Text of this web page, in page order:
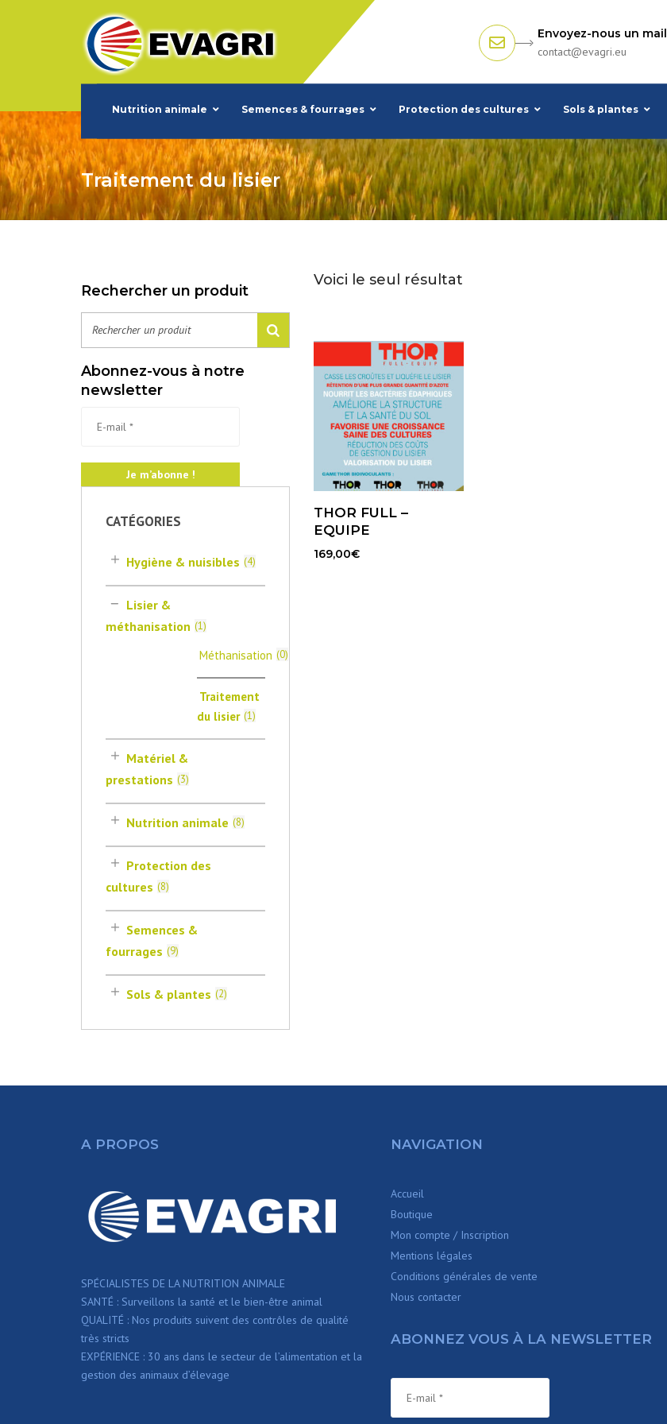
Envoyez-nous un mail
contact@evagri.eu
Nutrition animale Semences & fourrages Protection des cultures Sols & plantes
Traitement du lisier
Rechercher un produit
Abonnez-vous à notre
newsletter
CATÉGORIES
Hygiène & nuisibles (4)
Lisier &
méthanisation (1)
Méthanisation (0)
Traitement
du lisier (1)
Matériel &
prestations (3)
Nutrition animale (8)
Protection des
cultures (8)
Semences &
fourrages (9)
Sols & plantes (2)
Voici le seul résultat
THOR FULL –
EQUIPE
169,00€
A PROPOS
SPÉCIALISTES DE LA NUTRITION ANIMALE
SANTÉ : Surveillons la santé et le bien-être animal
QUALITÉ : Nos produits suivent des contrôles de qualité
très stricts
EXPÉRIENCE : 30 ans dans le secteur de l’alimentation et la
gestion des animaux d’élevage
NAVIGATION
Accueil
Boutique
Mon compte / Inscription
Mentions légales
Conditions générales de vente
Nous contacter
ABONNEZ VOUS À LA NEWSLETTER